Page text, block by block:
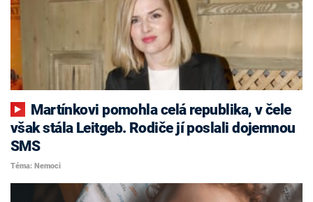
však stála Leitgeb. Rodiče jí poslali dojemnou
SMS
Téma: Nemoci